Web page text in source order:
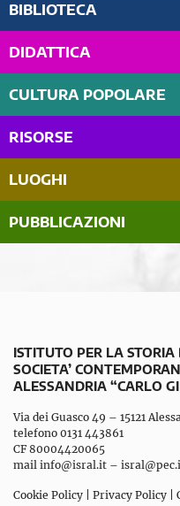
BIBLIOTECA
DIDATTICA
CULTURA POPOLARE
RISORSE
LUOGHI
PUBBLICAZIONI
ISTITUTO PER LA
SOCIETA’
ALESSANDRIA “CARLO
Via dei Guasco 49 – 15121
telefono 0131 443861
CF 80004420065
mail info@isral.it –
Cookie Policy Privacy Policy